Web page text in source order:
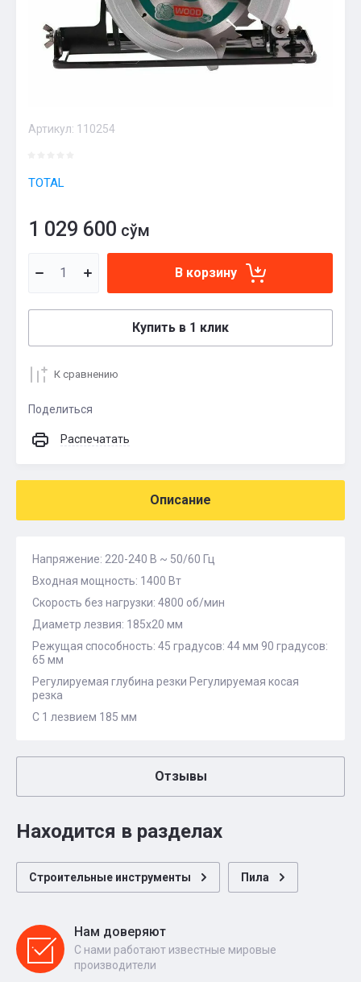
Артикул: 110254
TOTAL
1 029 600 сўм
В корзину
Купить в 1 клик
К сравнению
Поделиться
Распечатать
Описание
Напряжение: 220-240 В ~ 50/60 Гц
Входная мощность: 1400 Вт
Скорость без нагрузки: 4800 об/мин
Диаметр лезвия: 185x20 мм
Режущая способность: 45 градусов: 44 мм 90 градусов:
65 мм
Регулируемая глубина резки Регулируемая косая
резка
С 1 лезвием 185 мм
Отзывы
Находится в разделах
Строительные инструменты Пила
Нам доверяют
С нами работают известные мировые
производители